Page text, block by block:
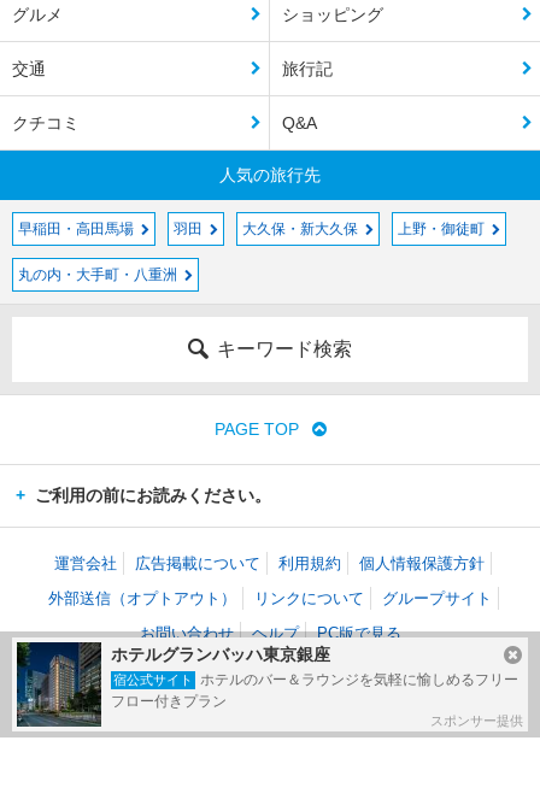
ホテルグランバッハ東京銀座
宿公式サイト
ホテルのバー＆ラウンジを気軽に愉しめるフリー
フロー付きプラン
スポンサー提供
グルメ ショッピング
交通 旅行記
クチコミ Q&A
人気の旅行先
早稲田・高田馬場 羽田 大久保・新大久保 上野・御徒町
丸の内・大手町・八重洲
キーワード検索
PAGE TOP
ご利用の前にお読みください。
運営会社 広告掲載について 利用規約
個人情報保護方針
外部送信（オプトアウト）
リンクについて
グループサイト
お問い合わせ
ヘルプ PC版で見る
(c) Kakaku.com, Inc. All Rights Reserved.
掲載情報・写真など、すべてのコンテンツの無断複写・転載・公衆送信等を禁じま